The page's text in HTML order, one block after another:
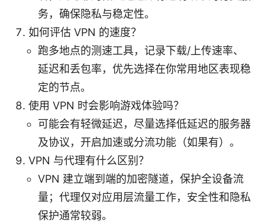
务，确保隐私与稳定性。
如何评估 VPN 的速度？
跑多地点的测速工具，记录下载/上传速率、
延迟和丢包率，优先选择在你常用地区表现稳
定的节点。
使用 VPN 时会影响游戏体验吗？
可能会有轻微延迟，尽量选择低延迟的服务器
及协议，开启加速或分流功能（如果有）。
VPN 与代理有什么区别？
VPN 建立端到端的加密隧道，保护全设备流
量；代理仅对应用层流量工作，安全性和隐私
保护通常较弱。